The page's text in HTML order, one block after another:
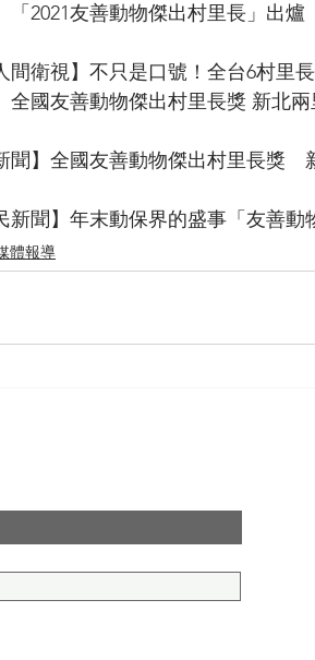
「2021友善動物傑出村里長」出
間衛視】不只是口號！全台6村里
全國友善動物傑出村里長獎 新北
聞】全國友善動物傑出村里長獎
新聞】年末動保界的盛事「友善動
體報導